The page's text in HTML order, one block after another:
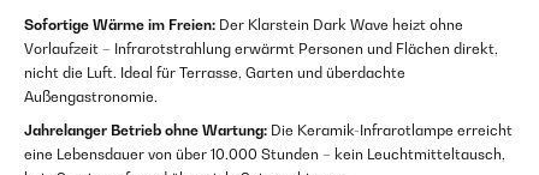
Sofortige Wärme im Freien: Der Klarstein Dark Wave heizt ohne
Vorlaufzeit – Infrarotstrahlung erwärmt Personen und Flächen direkt,
nicht die Luft. Ideal für Terrasse, Garten und überdachte
Außengastronomie.
Jahrelanger Betrieb ohne Wartung: Die Keramik-Infrarotlampe erreicht
eine Lebensdauer von über 10.000 Stunden – kein Leuchtmitteltausch,